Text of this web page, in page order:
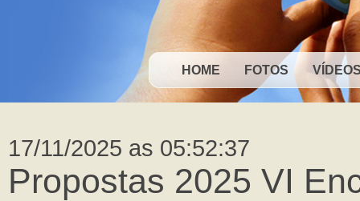
HOME FOTOS
17/11/2025 as 05:52:37
Propostas 2025 VI